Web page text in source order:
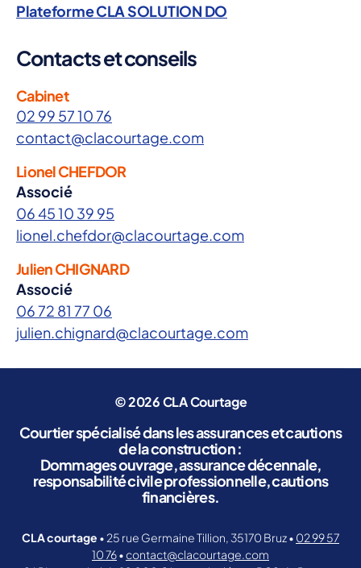
Plateforme CLA SOLUTION DO
Contacts et conseils
Cabinet
02 99 57 10 76
contact@clacourtage.com
Lionel CHEFDOR
Associé
06 45 10 39 95
lionel.chefdor@clacourtage.com
Julien CHIGNARD
Associé
06 72 81 77 06
julien.chignard@clacourtage.com
© 2026CLA Courtage
Courtier spécialisé dans les assurances et cautions
de la construction :
Dommages ouvrage, assurance décennale,
responsabilité civile professionnelle, cautions
financières.
CLA courtage • 25 rue Germaine Tillion, 35170 Bruz • 02 99 57
10 76•contact@clacourtage.com